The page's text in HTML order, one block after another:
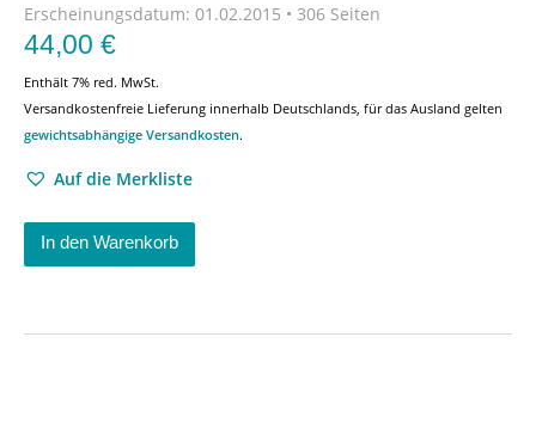
Erscheinungsdatum: 01.02.2015 • 306 Seiten
44,00 €
Enthält 7% red. MwSt.
Versandkostenfreie Lieferung innerhalb Deutschlands, für das Ausland gelten
gewichtsabhängige Versandkosten.
Auf die Merkliste
In den Warenkorb